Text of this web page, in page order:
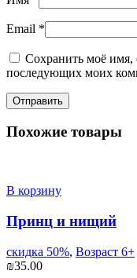
Email *
Сохранить моё имя,
последующих моих
Похожие товары
В корзину
Принц и нищий
скидка 50%, Возраст 6+
₪35.00